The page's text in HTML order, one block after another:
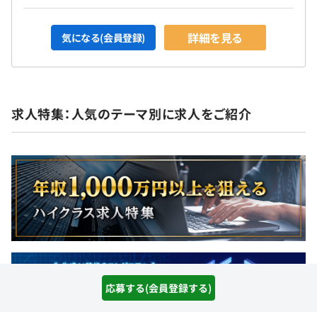
応募する(会員登録する)
気になる(会員登録) 詳細を見る
求人特集：人気のテーマ別に求人をご紹介